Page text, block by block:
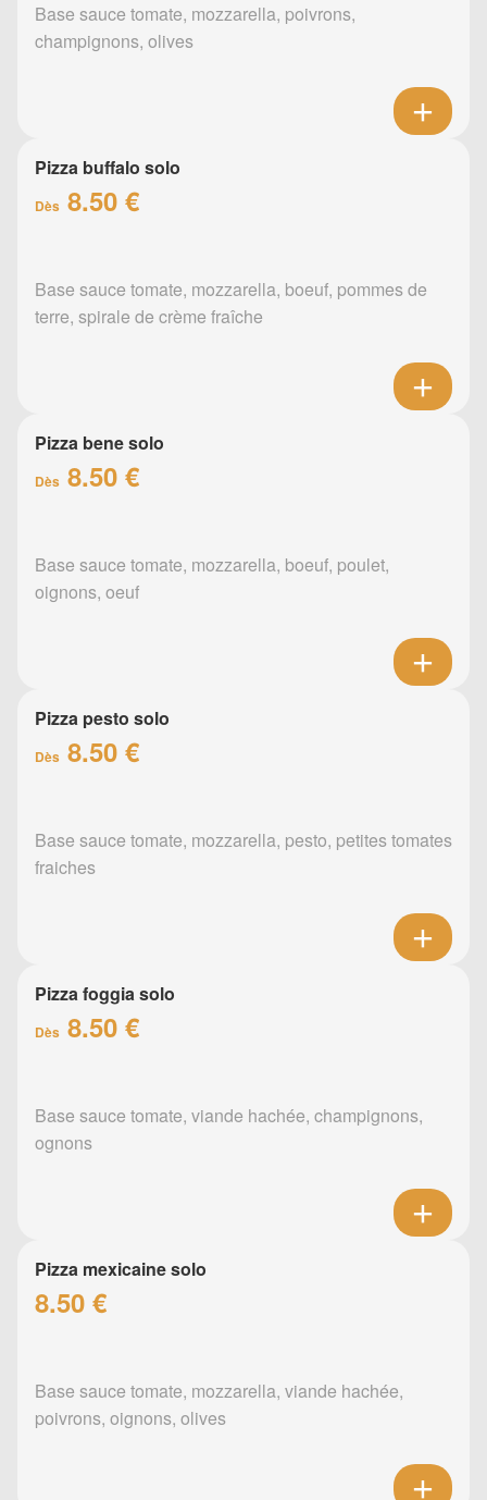
Base sauce tomate, mozzarella, poivrons,
champignons, olives
Pizza buffalo solo
Dès 8.50 €
Base sauce tomate, mozzarella, boeuf, pommes de
terre, spirale de crème fraîche
Pizza bene solo
Dès 8.50 €
Base sauce tomate, mozzarella, boeuf, poulet,
oignons, oeuf
Pizza pesto solo
Dès 8.50 €
Base sauce tomate, mozzarella, pesto, petites tomates
fraiches
Pizza foggia solo
Dès 8.50 €
Base sauce tomate, viande hachée, champignons,
ognons
Pizza mexicaine solo
8.50 €
Base sauce tomate, mozzarella, viande hachée,
poivrons, oignons, olives